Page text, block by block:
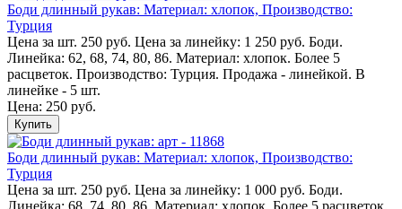
Боди длинный рукав: Материал: хлопок, Производство:
Турция
Цена за шт. 250 руб. Цена за линейку: 1 250 руб. Боди.
Линейка: 62, 68, 74, 80, 86. Материал: хлопок. Более 5
расцветок. Производство: Турция. Продажа - линейкой. В
линейке - 5 шт.
Цена: 250 руб.
Купить
Боди длинный рукав: Материал: хлопок, Производство:
Турция
Цена за шт. 250 руб. Цена за линейку: 1 000 руб. Боди.
Линейка: 68, 74, 80, 86. Материал: хлопок. Более 5 расцветок.